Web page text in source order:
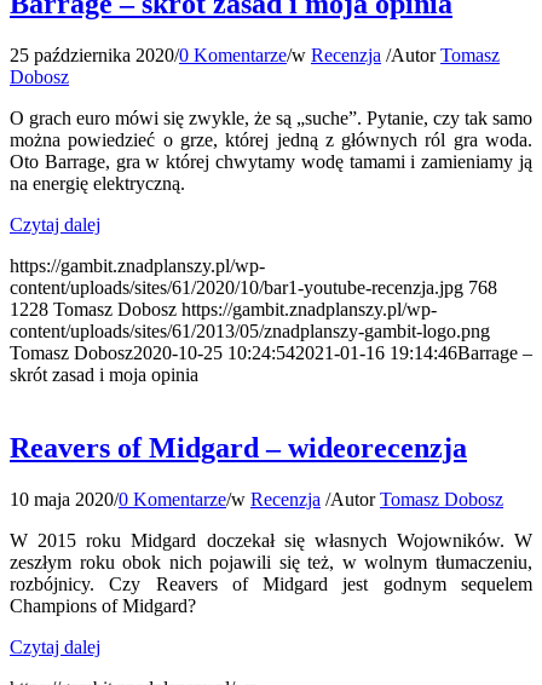
25 października 2020/0 Komentarze/w Recenzja /AutorTomasz
Dobosz
O grach euro mówi się zwykle, że są „suche”. Pytanie, czy tak samo
można powiedzieć o grze, której jedną z głównych ról gra woda.
Oto Barrage, gra w której chwytamy wodę tamami i zamieniamy ją
na energię elektryczną.
Czytaj dalej
https://gambit.znadplanszy.pl/wp-
content/uploads/sites/61/2020/10/bar1-youtube-recenzja.jpg 768
1228 Tomasz Dobosz https://gambit.znadplanszy.pl/wp-
content/uploads/sites/61/2013/05/znadplanszy-gambit-logo.png
Tomasz Dobosz2020-10-25 10:24:542021-01-16 19:14:46Barrage –
skrót zasad i moja opinia
Reavers of Midgard – wideorecenzja
10 maja 2020/0 Komentarze/w Recenzja /AutorTomasz Dobosz
W 2015 roku Midgard doczekał się własnych Wojowników. W
zeszłym roku obok nich pojawili się też, w wolnym tłumaczeniu,
rozbójnicy. Czy Reavers of Midgard jest godnym sequelem
Champions of Midgard?
Czytaj dalej